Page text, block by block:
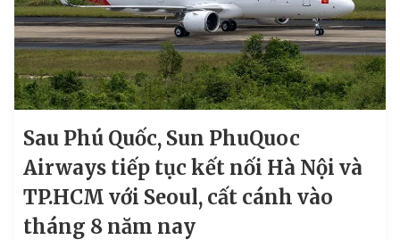
Sau Phú Quốc, Sun PhuQuoc
Airways tiếp tục kết nối Hà Nội và
TP.HCM với Seoul, cất cánh vào
tháng 8 năm nay